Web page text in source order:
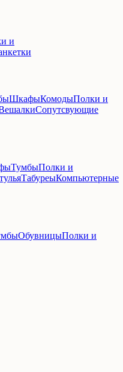
и
ШкафыКомодыПолки и
Сопутсвующие
ТумбыПолки и
ТабуреыКомпьютерные
ОбувницыПолки и